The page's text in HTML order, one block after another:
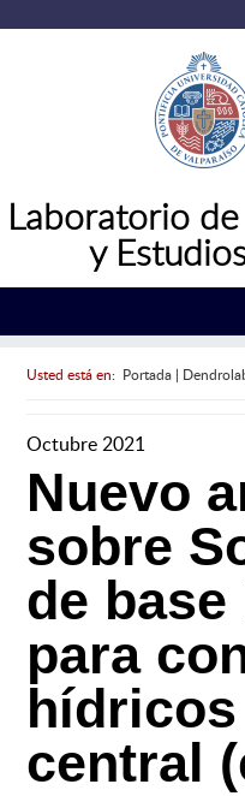
Laboratorio
y
Usted está en: Portada|
Octubre 2021
Nuevo
sobre
de base
para
central